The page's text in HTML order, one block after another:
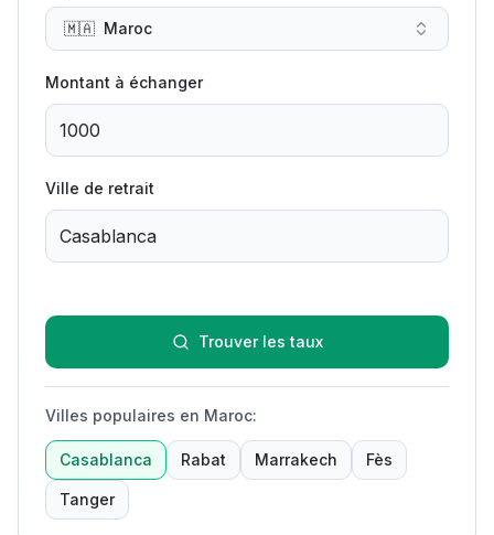
🇲🇦 Maroc
Montant à échanger
Ville de retrait
Trouver les taux
Villes populaires en Maroc:
Casablanca Rabat Marrakech Fès
Tanger